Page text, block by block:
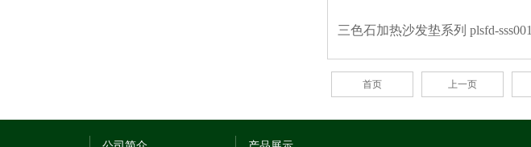
三色石加热沙发垫系列 plsfd-sss001
首页 上一页